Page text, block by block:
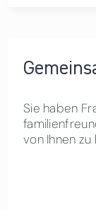
Sie haben
von Ihnen zu